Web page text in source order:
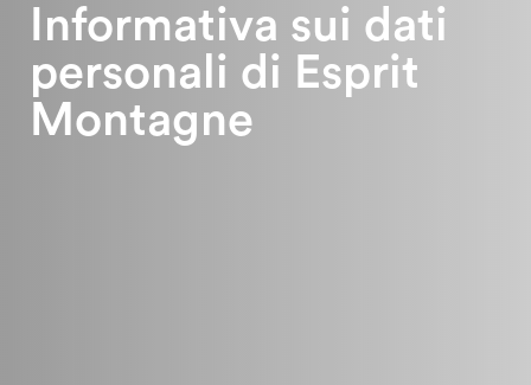
Informativa sui dati
personali di Esprit
Montagne